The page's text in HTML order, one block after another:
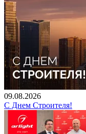
09.08.2026
С Днем Строителя!